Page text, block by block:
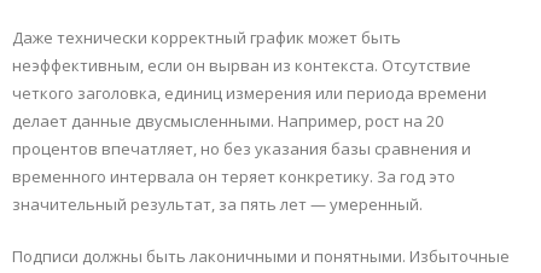
Даже технически корректный график может быть
неэффективным, если он вырван из контекста. Отсутствие
четкого заголовка, единиц измерения или периода времени
делает данные двусмысленными. Например, рост на 20
процентов впечатляет, но без указания базы сравнения и
временного интервала он теряет конкретику. За год это
значительный результат, за пять лет — умеренный.
Подписи должны быть лаконичными и понятными. Избыточные